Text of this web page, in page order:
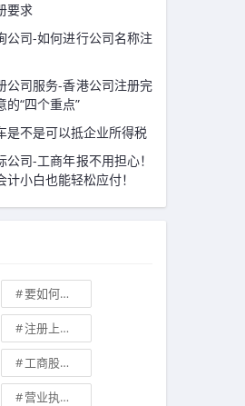
要求
公司-如何进行公司名称注
公司服务-香港公司注册完
的“四个重点”
是不是可以抵企业所得税
公司-工商年报不用担心！
小白也能轻松应付！
要如何注册成立家族公司
注册上海公司
工商股权转让
营业执照也能卖钱么